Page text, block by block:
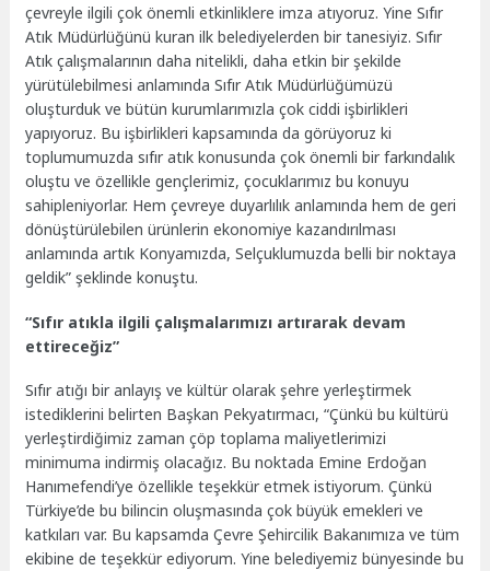
çevreyle ilgili çok önemli etkinliklere imza atıyoruz. Yine Sıfır
Atık Müdürlüğünü kuran ilk belediyelerden bir tanesiyiz. Sıfır
Atık çalışmalarının daha nitelikli, daha etkin bir şekilde
yürütülebilmesi anlamında Sıfır Atık Müdürlüğümüzü
oluşturduk ve bütün kurumlarımızla çok ciddi işbirlikleri
yapıyoruz. Bu işbirlikleri kapsamında da görüyoruz ki
toplumumuzda sıfır atık konusunda çok önemli bir farkındalık
oluştu ve özellikle gençlerimiz, çocuklarımız bu konuyu
sahipleniyorlar. Hem çevreye duyarlılık anlamında hem de geri
dönüştürülebilen ürünlerin ekonomiye kazandırılması
anlamında artık Konyamızda, Selçuklumuzda belli bir noktaya
geldik” şeklinde konuştu.
“Sıfır atıkla ilgili çalışmalarımızı artırarak devam
ettireceğiz”
Sıfır atığı bir anlayış ve kültür olarak şehre yerleştirmek
istediklerini belirten Başkan Pekyatırmacı, “Çünkü bu kültürü
yerleştirdiğimiz zaman çöp toplama maliyetlerimizi
minimuma indirmiş olacağız. Bu noktada Emine Erdoğan
Hanımefendi’ye özellikle teşekkür etmek istiyorum. Çünkü
Türkiye’de bu bilincin oluşmasında çok büyük emekleri ve
katkıları var. Bu kapsamda Çevre Şehircilik Bakanımıza ve tüm
ekibine de teşekkür ediyorum. Yine belediyemiz bünyesinde bu